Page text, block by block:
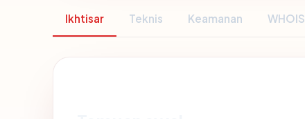
Ikhtisar Teknis Keamanan WHOIS